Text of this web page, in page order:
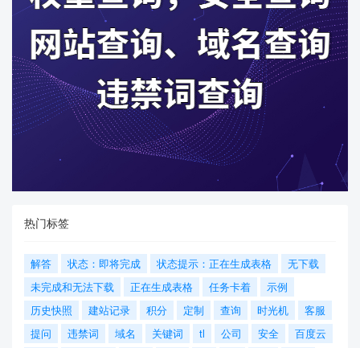
热门标签
解答 状态：即将完成 状态提示：正在生成表格
无下载
未完成和无法下载
正在生成表格 任务卡着
示例
历史快照
建站记录 积分 定制 查询 时光机
客服
提问
违禁词 域名 关键词 tl 公司 安全
百度云